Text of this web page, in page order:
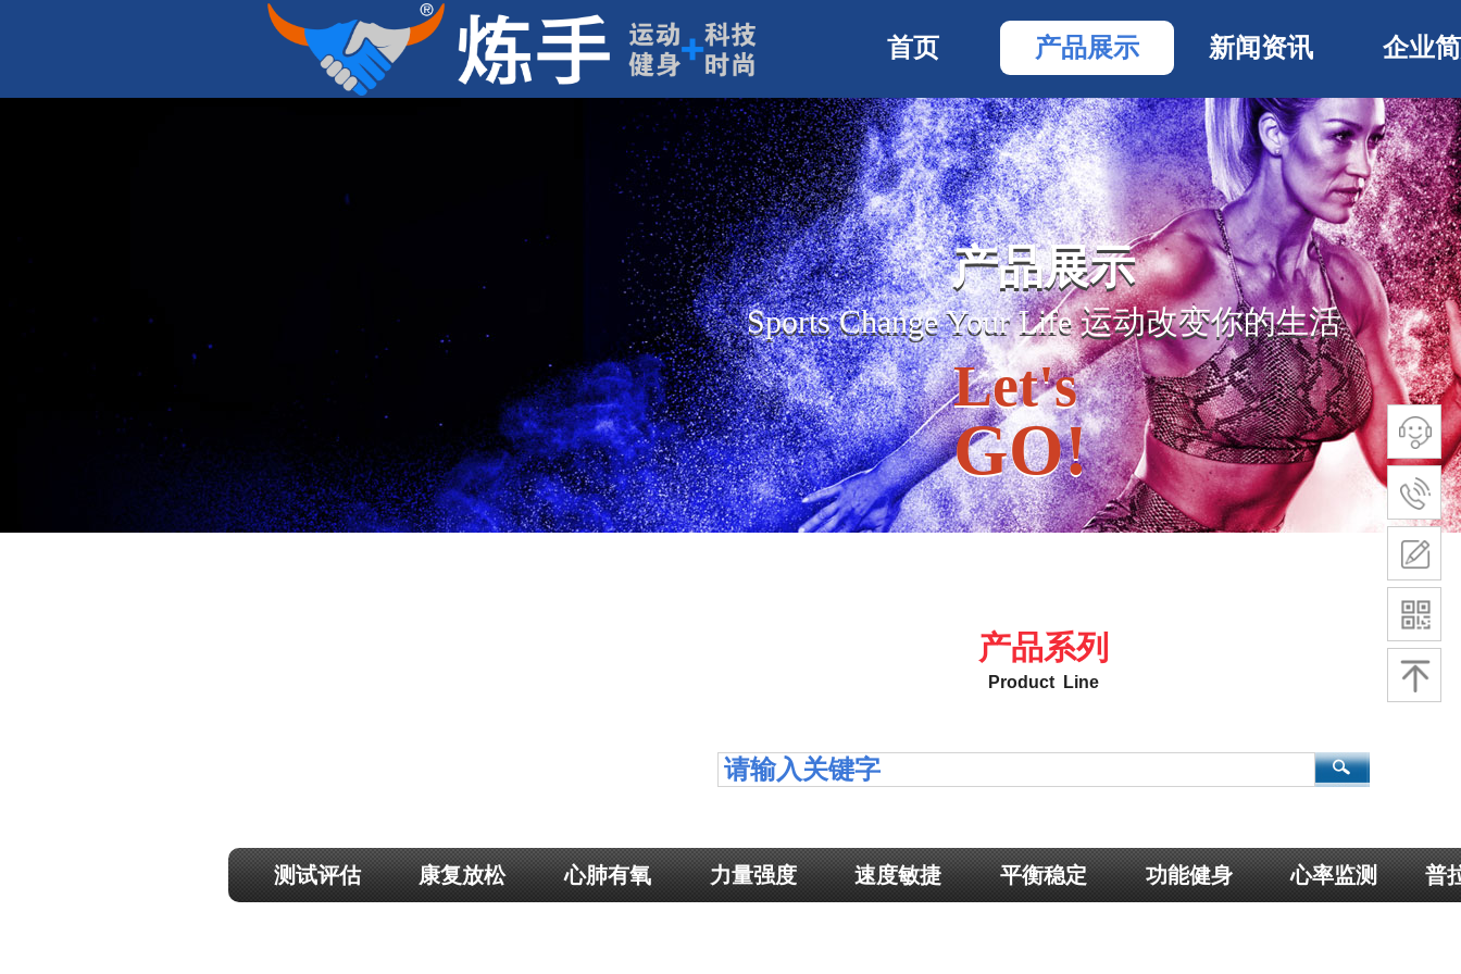
产品展示
Sports Change Your Life 运动改变你的生活
产品展示
Sports Change Your Life 运动改变你的生活
Let's
GO!
Let's
GO!
产品系列
Product Line
测试评估 康复放松 心肺有氧 力量强度 速度敏捷 平衡稳定 功能健身 心率监测 普
首页 产品展示 新闻资讯 企业